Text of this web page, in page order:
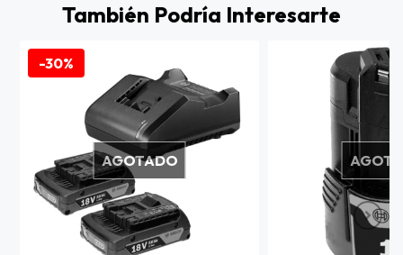
También Podría Interesarte
-30%
AGOTADO